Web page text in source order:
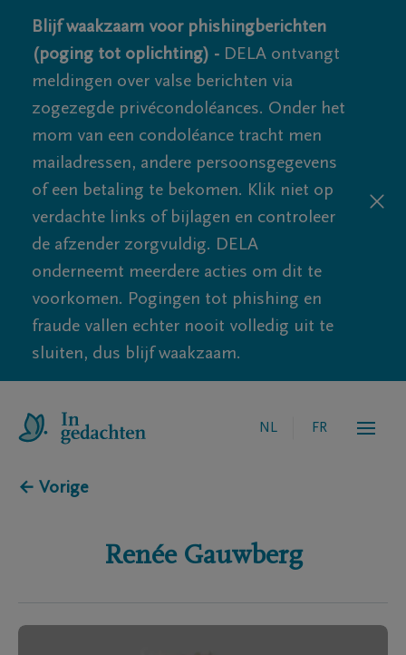
Blijf waakzaam voor phishingberichten
(poging tot oplichting) - DELA ontvangt
meldingen over valse berichten via
zogezegde privécondoléances. Onder het
mom van een condoléance tracht men
mailadressen, andere persoonsgegevens
of een betaling te bekomen. Klik niet op
verdachte links of bijlagen en controleer
de afzender zorgvuldig. DELA
onderneemt meerdere acties om dit te
voorkomen. Pogingen tot phishing en
fraude vallen echter nooit volledig uit te
sluiten, dus blijf waakzaam.
NL FR
← Vorige
Renée Gauwberg